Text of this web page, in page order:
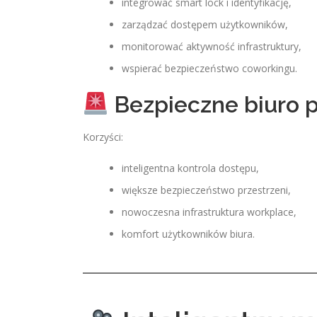
zarządzać dostępem użytkowników,
monitorować aktywność infrastruktury,
wspierać bezpieczeństwo coworkingu.
Bezpieczne biuro
Korzyści:
inteligentna kontrola dostępu,
większe bezpieczeństwo przestrzeni,
nowoczesna infrastruktura workplace,
komfort użytkowników biura.